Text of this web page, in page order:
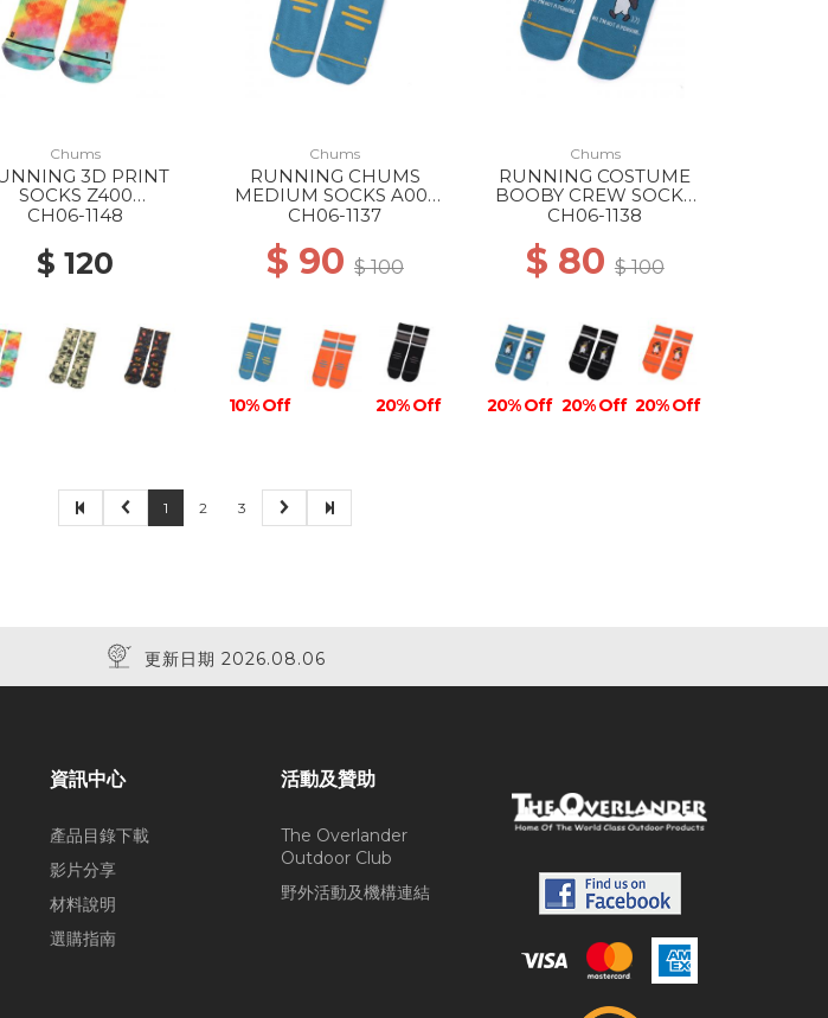
Chums
3D PRINT
SOCKS Z400
WATERCOLOR
CH06-1148
$ 120
Chums
RUNNING CHUMS
MEDIUM SOCKS A001
BLUE
CH06-1137
$ 90 $ 100
10% Off 20% Off
Chums
RUNNING COSTUME
BOOBY CREW SOCKS
A001 BLUE
CH06-1138
$ 80 $ 100
20% Off 20% Off 20% Off
1 2 3
更新日期 2026.08.06
資訊中心
產品目錄下載
影片分享
材料說明
選購指南
活動及贊助
The Overlander
Outdoor Club
野外活動及機構連結